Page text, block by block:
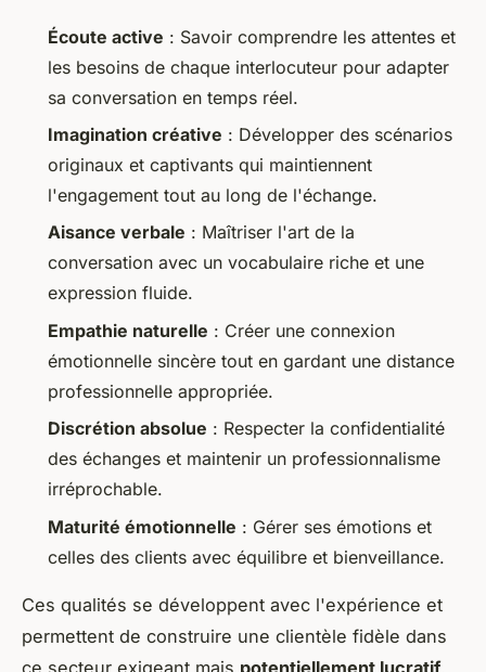
Écoute active : Savoir comprendre les attentes et
les besoins de chaque interlocuteur pour adapter
sa conversation en temps réel.
Imagination créative : Développer des scénarios
originaux et captivants qui maintiennent
l'engagement tout au long de l'échange.
Aisance verbale : Maîtriser l'art de la
conversation avec un vocabulaire riche et une
expression fluide.
Empathie naturelle : Créer une connexion
émotionnelle sincère tout en gardant une distance
professionnelle appropriée.
Discrétion absolue : Respecter la confidentialité
des échanges et maintenir un professionnalisme
irréprochable.
Maturité émotionnelle : Gérer ses émotions et
celles des clients avec équilibre et bienveillance.
Ces qualités se développent avec l'expérience et
permettent de construire une clientèle fidèle dans
ce secteur exigeant mais potentiellement lucratif.